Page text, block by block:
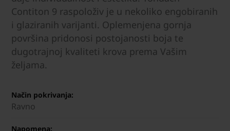
Contiton 9 raspoloživ je u nekoliko engobiranih
i glaziranih varijanti. Oplemenjena gornja
površina pridonosi postojanosti boja te
dugotrajnoj kvaliteti krova prema Vašim
željama.
Način pokrivanja:
Ravno
Napomena: